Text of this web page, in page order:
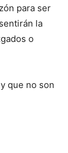
para ser
la
o
que no son